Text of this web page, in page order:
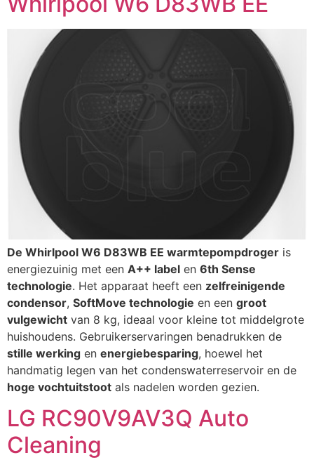
De Whirlpool W6 D83WB EE warmtepompdroger is
energiezuinig met een A++ label en 6th Sense
technologie. Het apparaat heeft een zelfreinigende
condensor, SoftMove technologie en een groot
vulgewicht van 8 kg, ideaal voor kleine tot middelgrote
huishoudens. Gebruikerservaringen benadrukken de
stille werking en energiebesparing, hoewel het
handmatig legen van het condenswaterreservoir en de
hoge vochtuitstoot als nadelen worden gezien.
LG RC90V9AV3Q Auto
Cleaning